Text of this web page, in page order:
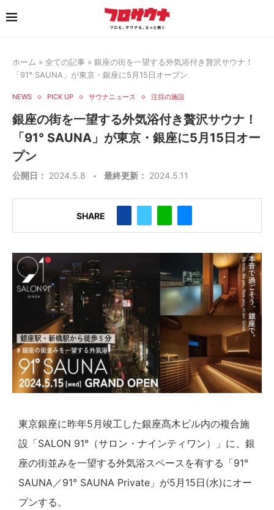
ホーム » 全ての記事 » 銀座の街を一望する外気浴付き贅沢サウナ！
「91° SAUNA」が東京・銀座に5月15日オープン
NEWS PICK UP サウナニュース 注目の施設
銀座の街を一望する外気浴付き贅沢サウナ！
「91° SAUNA」が東京・銀座に5月15日オー
プン
公開日： 2024.5.8 最終更新： 2024.5.11
SHARE
東京銀座に昨年5月竣工した銀座髙木ビル内の複合施
設「SALON 91°（サロン・ナインティワン）」に、銀
座の街並みを一望する外気浴スペースを有する「91°
SAUNA／91° SAUNA Private」が5月15日(水)にオー
プンする。